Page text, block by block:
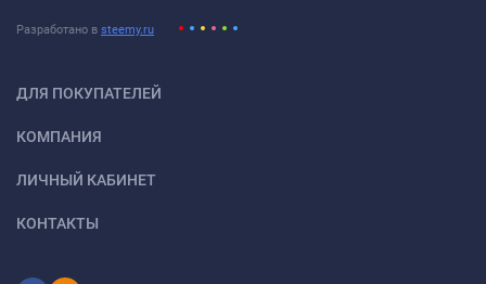
Разработано в steemy.ru
ДЛЯ ПОКУПАТЕЛЕЙ
КОМПАНИЯ
ЛИЧНЫЙ КАБИНЕТ
КОНТАКТЫ